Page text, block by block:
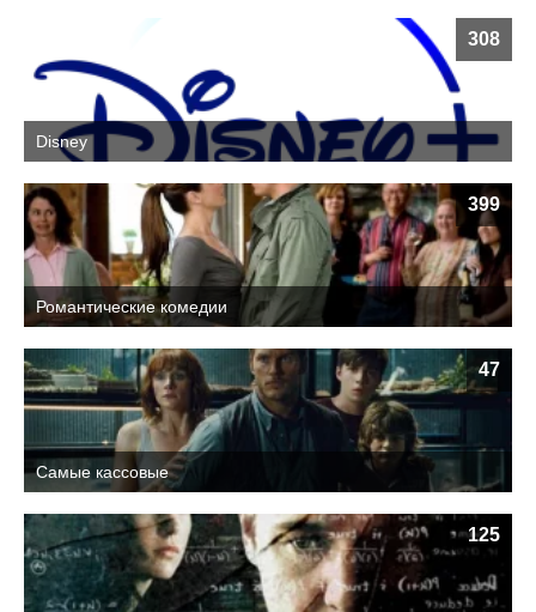
308
Disney
399
Романтические комедии
47
Самые кассовые
125